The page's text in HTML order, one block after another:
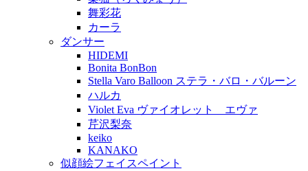
舞彩花
カーラ
ダンサー
HIDEMI
Bonita BonBon
Stella Varo Balloon ステラ・バロ・バルーン
ハルカ
Violet Eva ヴァイオレット エヴァ
芹沢梨奈
keiko
KANAKO
似顔絵フェイスペイント